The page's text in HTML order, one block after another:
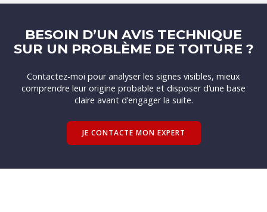
BESOIN D’UN AVIS TECHNIQUE
SUR UN PROBLÈME DE TOITURE ?
Contactez-moi pour analyser les signes visibles, mieux
comprendre leur origine probable et disposer d’une base
claire avant d’engager la suite.
JE CONTACTE MON EXPERT